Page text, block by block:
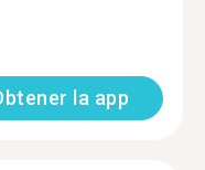
la app